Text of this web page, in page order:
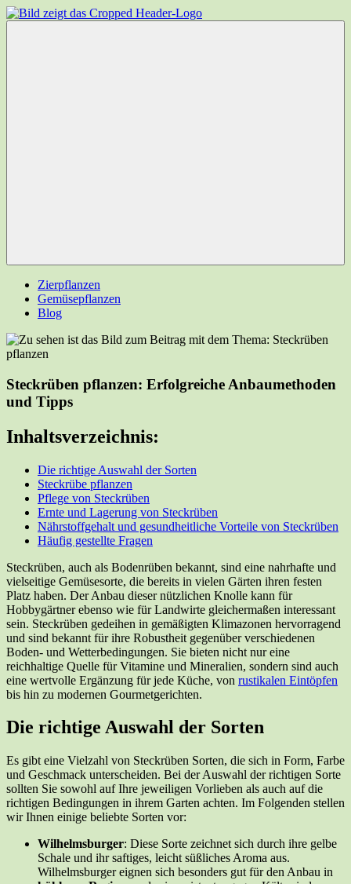
Zum
Inhalt
Zierpflanzen
Gemüsepflanzen
Blog
Steckrüben pflanzen: Erfolgreiche Anbaumethoden
und Tipps
Inhaltsverzeichnis:
Die richtige Auswahl der Sorten
Steckrübe pflanzen
Pflege von Steckrüben
Ernte und Lagerung von Steckrüben
Nährstoffgehalt und gesundheitliche Vorteile von Steckrüben
Häufig gestellte Fragen
Steckrüben, auch als Bodenrüben bekannt, sind eine nahrhafte und
vielseitige Gemüsesorte, die bereits in vielen Gärten ihren festen
Platz haben. Der Anbau dieser nützlichen Knolle kann für
Hobbygärtner ebenso wie für Landwirte gleichermaßen interessant
sein. Steckrüben gedeihen in gemäßigten Klimazonen hervorragend
und sind bekannt für ihre Robustheit gegenüber verschiedenen
Boden- und Wetterbedingungen. Sie bieten nicht nur eine
reichhaltige Quelle für Vitamine und Mineralien, sondern sind auch
eine wertvolle Ergänzung für jede Küche, von rustikalen Eintöpfen
bis hin zu modernen Gourmetgerichten.
Die richtige Auswahl der Sorten
Es gibt eine Vielzahl von Steckrüben Sorten, die sich in Form, Farbe
und Geschmack unterscheiden. Bei der Auswahl der richtigen Sorte
sollten Sie sowohl auf Ihre jeweiligen Vorlieben als auch auf die
richtigen Bedingungen in ihrem Garten achten. Im Folgenden stellen
wir Ihnen einige beliebte Sorten vor:
Wilhelmsburger: Diese Sorte zeichnet sich durch ihre gelbe
Schale und ihr saftiges, leicht süßliches Aroma aus.
Wilhelmsburger eignen sich besonders gut für den Anbau in